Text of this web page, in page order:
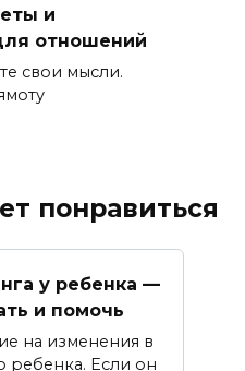
и
отношений
свои мысли.
понравиться
у ребенка —
и помочь
на изменения в
ребенка. Если он